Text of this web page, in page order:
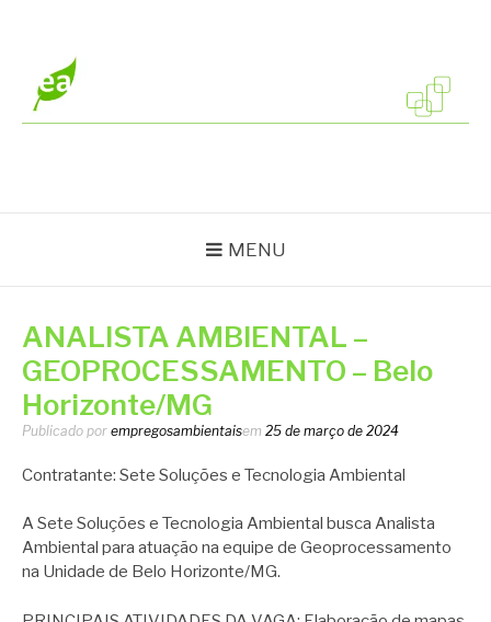
conteúdo
MENU
ANALISTA AMBIENTAL –
GEOPROCESSAMENTO – Belo
Horizonte/MG
Publicado por empregosambientaisem 25 de março de 2024
Contratante: Sete Soluções e Tecnologia Ambiental
A Sete Soluções e Tecnologia Ambiental busca Analista
Ambiental para atuação na equipe de Geoprocessamento
na Unidade de Belo Horizonte/MG.